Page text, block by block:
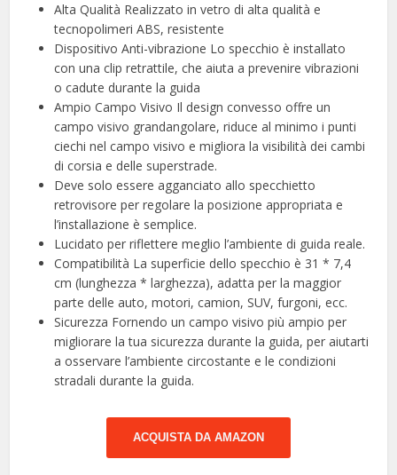
Alta Qualità Realizzato in vetro di alta qualità e
tecnopolimeri ABS, resistente
Dispositivo Anti-vibrazione Lo specchio è installato
con una clip retrattile, che aiuta a prevenire vibrazioni
o cadute durante la guida
Ampio Campo Visivo Il design convesso offre un
campo visivo grandangolare, riduce al minimo i punti
ciechi nel campo visivo e migliora la visibilità dei cambi
di corsia e delle superstrade.
Deve solo essere agganciato allo specchietto
retrovisore per regolare la posizione appropriata e
l’installazione è semplice.
Lucidato per riflettere meglio l’ambiente di guida reale.
Compatibilità La superficie dello specchio è 31 * 7,4
cm (lunghezza * larghezza), adatta per la maggior
parte delle auto, motori, camion, SUV, furgoni, ecc.
Sicurezza Fornendo un campo visivo più ampio per
migliorare la tua sicurezza durante la guida, per aiutarti
a osservare l’ambiente circostante e le condizioni
stradali durante la guida.
ACQUISTA DA AMAZON